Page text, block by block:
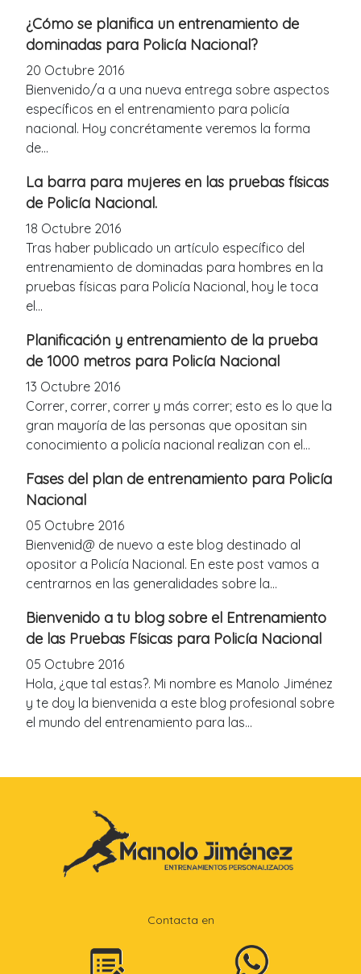
¿Cómo se planifica un entrenamiento de
dominadas para Policía Nacional?
20 Octubre 2016
Bienvenido/a a una nueva entrega sobre aspectos
específicos en el entrenamiento para policía
nacional. Hoy concrétamente veremos la forma
de...
La barra para mujeres en las pruebas físicas
de Policía Nacional.
18 Octubre 2016
Tras haber publicado un artículo específico del
entrenamiento de dominadas para hombres en la
pruebas físicas para Policía Nacional, hoy le toca
el...
Planificación y entrenamiento de la prueba
de 1000 metros para Policía Nacional
13 Octubre 2016
Correr, correr, correr y más correr; esto es lo que la
gran mayoría de las personas que opositan sin
conocimiento a policía nacional realizan con el...
Fases del plan de entrenamiento para Policía
Nacional
05 Octubre 2016
Bienvenid@ de nuevo a este blog destinado al
opositor a Policía Nacional. En este post vamos a
centrarnos en las generalidades sobre la...
Bienvenido a tu blog sobre el Entrenamiento
de las Pruebas Físicas para Policía Nacional
05 Octubre 2016
Hola, ¿que tal estas?. Mi nombre es Manolo Jiménez
y te doy la bienvenida a este blog profesional sobre
el mundo del entrenamiento para las...
Contacta en